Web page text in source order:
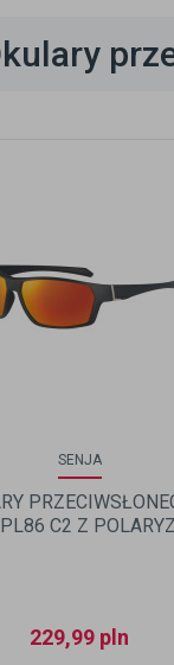
SENJA
C2 Z
229,99 pln